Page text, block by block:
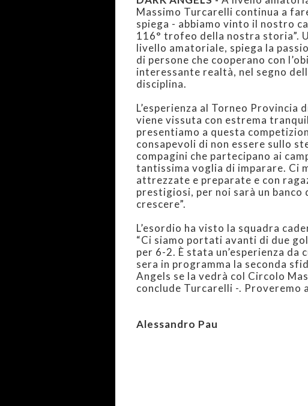
“Ci siamo portati avanti di due
per 6-2. È stata un’esperienza da
sera in programma la seconda
Angels se la vedrà col Circolo
conclude Turcarelli -. Proveremo